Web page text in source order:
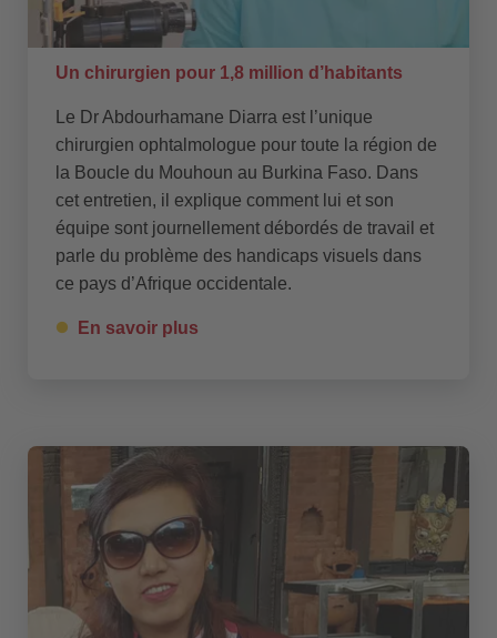
Un chirurgien pour 1,8 million d’habitants
Le Dr Abdourhamane Diarra est l’unique
chirurgien ophtalmologue pour toute la région de
la Boucle du Mouhoun au Burkina Faso. Dans
cet entretien, il explique comment lui et son
équipe sont journellement débordés de travail et
parle du problème des handicaps visuels dans
ce pays d’Afrique occidentale.
En savoir plus